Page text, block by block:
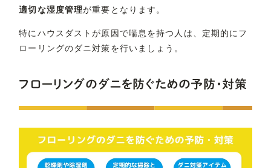
適切な湿度管理が重要となります。
特にハウスダストが原因で喘息を持つ人は、定期的にフ
ローリングのダニ対策を行いましょう。
フローリングのダニを防ぐための予防・対策